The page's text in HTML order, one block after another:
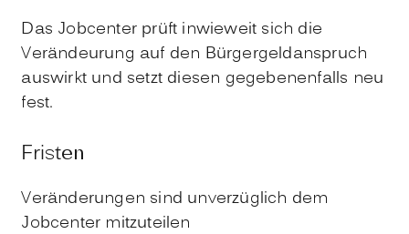
Das Jobcenter prüft inwieweit sich die
Verändeurung auf den Bürgergeldanspruch
auswirkt und setzt diesen gegebenenfalls neu
fest.
Fristen
Veränderungen sind unverzüglich dem
Jobcenter mitzuteilen